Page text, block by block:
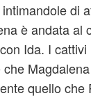
di
è andata al
Ida. I
che
quello